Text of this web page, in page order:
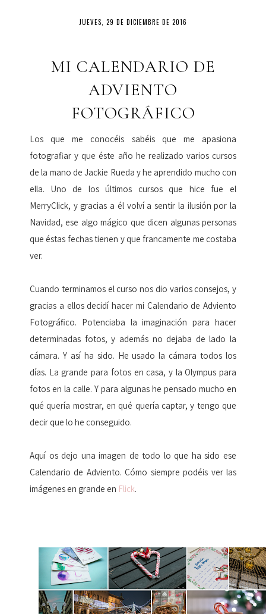
JUEVES, 29 DE DICIEMBRE DE 2016
MI CALENDARIO DE
ADVIENTO
FOTOGRÁFICO
Los que me conocéis sabéis que me apasiona
fotografiar y que éste año he realizado varios cursos
de la mano de Jackie Rueda y he aprendido mucho con
ella. Uno de los últimos cursos que hice fue el
MerryClick, y gracias a él volví a sentir la ilusión por la
Navidad, ese algo mágico que dicen algunas personas
que éstas fechas tienen y que francamente me costaba
ver.
Cuando terminamos el curso nos dio varios consejos, y
gracias a ellos decidí hacer mi Calendario de Adviento
Fotográfico. Potenciaba la imaginación para hacer
determinadas fotos, y además no dejaba de lado la
cámara. Y así ha sido. He usado la cámara todos los
días. La grande para fotos en casa, y la Olympus para
fotos en la calle. Y para algunas he pensado mucho en
qué quería mostrar, en qué quería captar, y tengo que
decir que lo he conseguido.
Aquí os dejo una imagen de todo lo que ha sido ese
Calendario de Adviento. Cómo siempre podéis ver las
imágenes en grande en Flick.